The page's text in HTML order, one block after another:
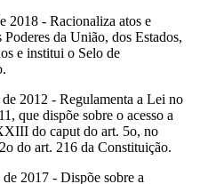
2018 - Racionaliza atos e
da União, dos Estados,
e institui o Selo de
2012 - Regulamenta a Lei no
que dispõe sobre o acesso a
do caput do art. 5o, no
do art. 216 da Constituição.
2017 - Dispõe sobre a